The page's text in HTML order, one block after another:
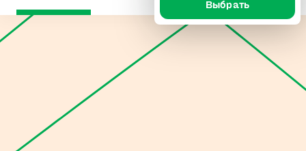
Выбрать